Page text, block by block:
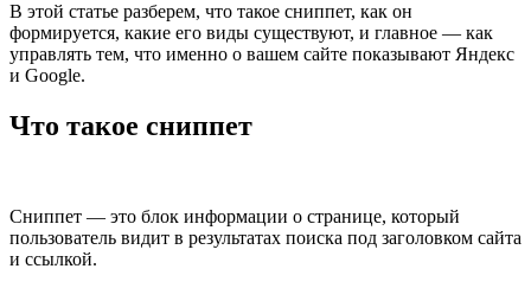
В этой статье разберем, что такое сниппет, как он
формируется, какие его виды существуют, и главное — как
управлять тем, что именно о вашем сайте показывают Яндекс
и Google.
Что такое сниппет
Сниппет — это блок информации о странице, который
пользователь видит в результатах поиска под заголовком сайта
и ссылкой.